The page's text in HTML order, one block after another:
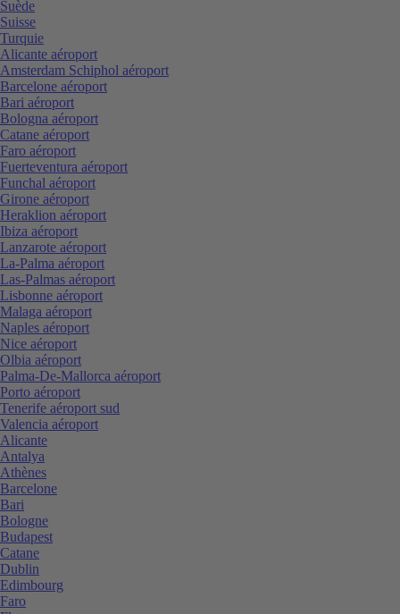
Suède
Suisse
Turquie
Alicante aéroport
Amsterdam Schiphol aéroport
Barcelone aéroport
Bari aéroport
Bologna aéroport
Catane aéroport
Faro aéroport
Fuerteventura aéroport
Funchal aéroport
Girone aéroport
Heraklion aéroport
Ibiza aéroport
Lanzarote aéroport
La-Palma aéroport
Las-Palmas aéroport
Lisbonne aéroport
Malaga aéroport
Naples aéroport
Nice aéroport
Olbia aéroport
Palma-De-Mallorca aéroport
Porto aéroport
Tenerife aéroport sud
Valencia aéroport
Alicante
Antalya
Athènes
Barcelone
Bari
Bologne
Budapest
Catane
Dublin
Edimbourg
Faro